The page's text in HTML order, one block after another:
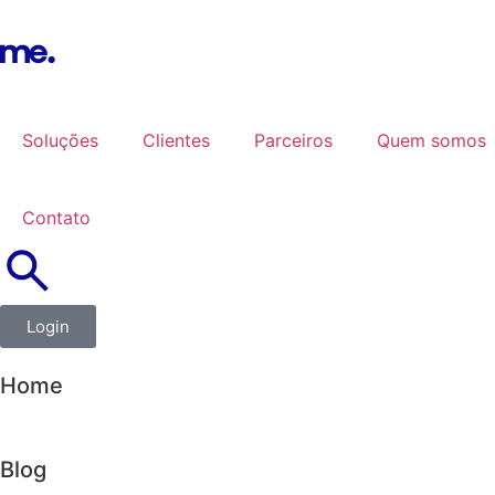
Soluções Clientes Parceiros Quem somos
Contato
Login
Home
Blog